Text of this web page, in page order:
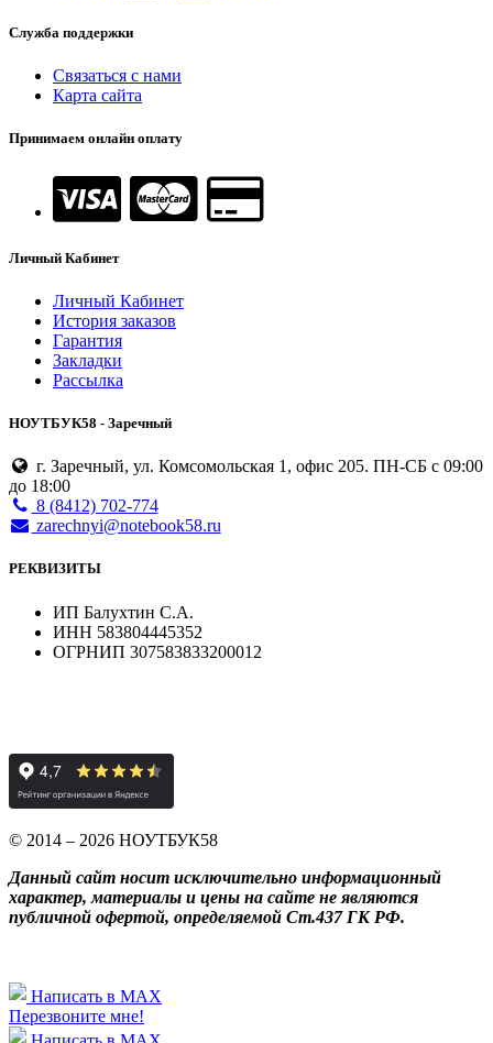
Служба поддержки
Связаться с нами
Карта сайта
Принимаем онлайн оплату
Личный Кабинет
Личный Кабинет
История заказов
Гарантия
Закладки
Рассылка
НОУТБУК58 - Заречный
г. Заречный, ул. Комсомольская 1, офис 205. ПН-СБ с 09:00
до 18:00
8 (8412) 702-774
zarechnyi@notebook58.ru
РЕКВИЗИТЫ
ИП Балухтин С.А.
ИНН 583804445352
ОГРНИП 307583833200012
© 2014 – 2026 НОУТБУК58
Данный сайт носит исключительно информационный
характер, материалы и цены на сайте не являются
публичной офертой, определяемой Ст.437 ГК РФ.
Написать в MAX
Перезвоните мне!